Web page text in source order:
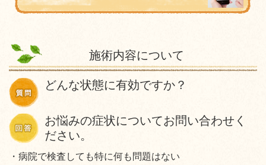
施術内容について
どんな状態に有効ですか？
お悩みの症状についてお問い合わせく
ださい。
・病院で検査しても特に何も問題はない